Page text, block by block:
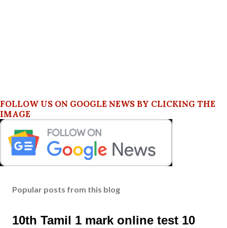
FOLLOW US ON GOOGLE NEWS BY CLICKING THE
IMAGE
Popular posts from this blog
10th Tamil 1 mark online test 10